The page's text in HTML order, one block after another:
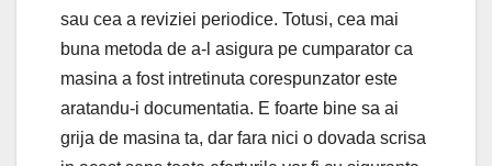
sau cea a reviziei periodice. Totusi, cea mai
buna metoda de a-l asigura pe cumparator ca
masina a fost intretinuta corespunzator este
aratandu-i documentatia. E foarte bine sa ai
grija de masina ta, dar fara nici o dovada scrisa